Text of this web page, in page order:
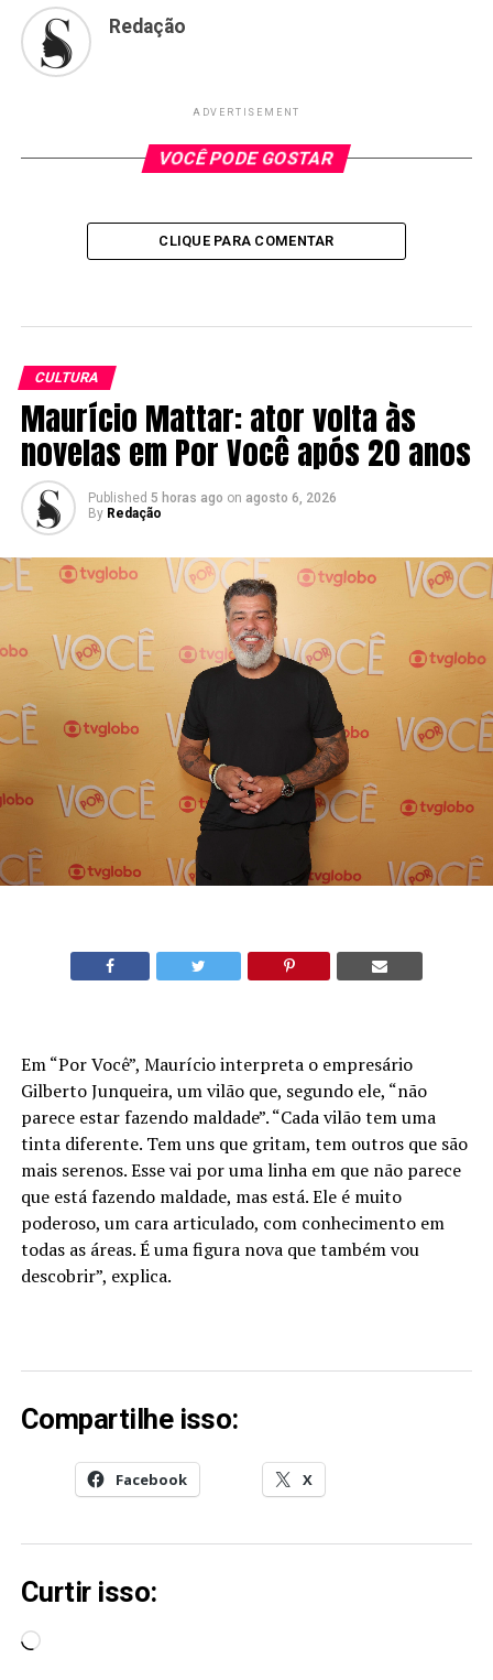
Redação
ADVERTISEMENT
VOCÊ PODE GOSTAR
CLIQUE PARA COMENTAR
CULTURA
Maurício Mattar: ator volta às
novelas em Por Você após 20 anos
Published 5 horas ago on agosto 6, 2026
By Redação
Em “Por Você”, Maurício interpreta o empresário
Gilberto Junqueira, um vilão que, segundo ele, “não
parece estar fazendo maldade”. “Cada vilão tem uma
tinta diferente. Tem uns que gritam, tem outros que são
mais serenos.Esse vai por uma linha em que não parece
que está fazendo maldade, mas está. Ele é muito
poderoso, um cara articulado, com conhecimento em
todas as áreas. É uma figura nova que também vou
descobrir”, explica.
Compartilhe isso:
Facebook X
Curtir isso:
Carregando...